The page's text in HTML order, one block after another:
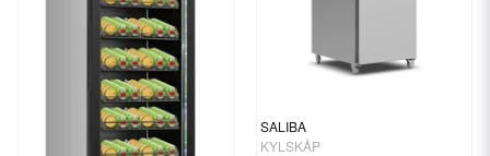
SALIBA
KYLSKÅP